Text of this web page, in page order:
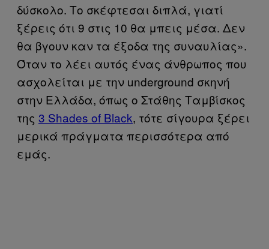
δύσκολο. Το σκέφτεσαι διπλά, γιατί
ξέρεις ότι 9 στις 10 θα μπεις μέσα. Δεν
θα βγουν καν τα έξοδα της συναυλίας».
Όταν το λέει αυτός ένας άνθρωπος που
ασχολείται με την underground σκηνή
στην Ελλάδα, όπως ο Στάθης Ταμβίσκος
της 3 Shades of Black, τότε σίγουρα ξέρει
μερικά πράγματα περισσότερα από
εμάς.